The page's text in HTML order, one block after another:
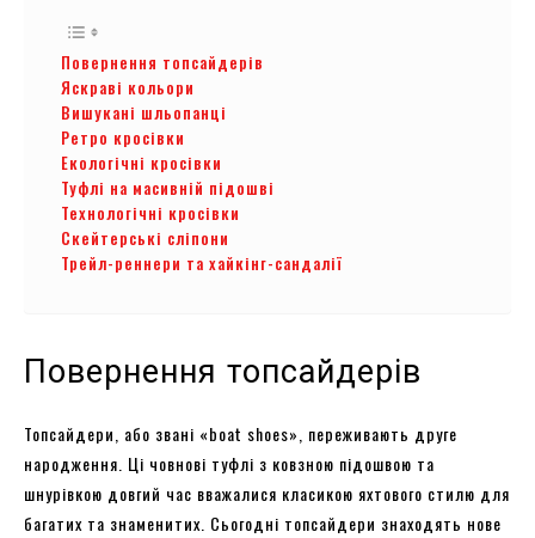
Повернення топсайдерів
Яскраві кольори
Вишукані шльопанці
Ретро кросівки
Екологічні кросівки
Туфлі на масивній підошві
Технологічні кросівки
Скейтерські сліпони
Трейл-реннери та хайкінг-сандалії
Повернення топсайдерів
Топсайдери, або звані «boat shoes», переживають друге
народження. Ці човнові туфлі з ковзною підошвою та
шнурівкою довгий час вважалися класикою яхтового стилю для
багатих та знаменитих. Сьогодні топсайдери знаходять нове